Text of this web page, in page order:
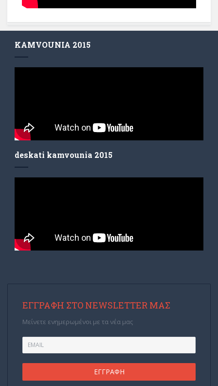
KAMVOUNIA 2015
deskati kamvounia 2015
ΕΓΓΡΑΦΉ ΣΤΟ NEWSLETTER ΜΑΣ
Μείνετε ενημερωμένοι με τα νέα μας